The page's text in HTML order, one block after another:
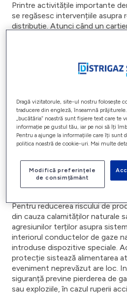
Printre activitățile importante
se regăsesc intervențiile asupra
distribuție. Atunci când un
Rețele, însă, folosește o
intervenția cu baloane și
întreg de locuințe sau despre un
orice sistare a alimentării cu
perturbări în activitatea
cu baloane presupune
aceste inconveniențe nu mai
Dispozitivele de
branșamentelor
Pentru reducerea riscului de
din cauza calamităților naturale
agresiunilor terților asupra
interiorul conductelor de gaze
introduse dispozitive speciale.
protecție sistează alimentarea
eveniment neprevăzut are loc.
siguranță previne pierderea de
sau exploziile, în cazul ruperii
Dragă vizitatorule, site-ul nostru folosește
traducere din engleză, înseamnă
„bucătăria” noastră sunt fișiere text care te
informație pe gustul tău, iar pe noi să îți
Pentru a ajunge la informațiile care îți sunt
politica noastră de cookie-uri. Mai multe
Modifică preferințele
de consimțământ